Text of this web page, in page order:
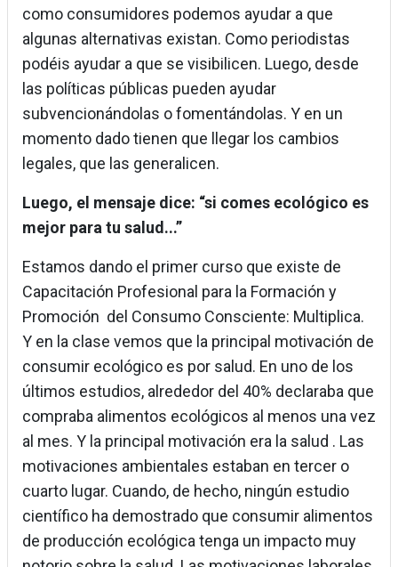
como consumidores podemos ayudar a que
algunas alternativas existan. Como periodistas
podéis ayudar a que se visibilicen. Luego, desde
las políticas públicas pueden ayudar
subvencionándolas o fomentándolas. Y en un
momento dado tienen que llegar los cambios
legales, que las generalicen.
Luego, el mensaje dice: “si comes ecológico es
mejor para tu salud...”
Estamos dando el primer curso que existe de
Capacitación Profesional para la Formación y
Promoción del Consumo Consciente: Multiplica.
Y en la clase vemos que la principal motivación de
consumir ecológico es por salud. En uno de los
últimos estudios, alrededor del 40% declaraba que
compraba alimentos ecológicos al menos una vez
al mes. Y la principal motivación era la salud . Las
motivaciones ambientales estaban en tercer o
cuarto lugar. Cuando, de hecho, ningún estudio
científico ha demostrado que consumir alimentos
de producción ecológica tenga un impacto muy